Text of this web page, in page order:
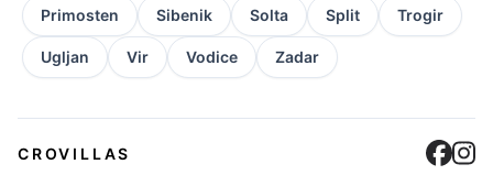
Primosten Sibenik Solta Split Trogir
Ugljan Vir Vodice Zadar
CROVILLAS